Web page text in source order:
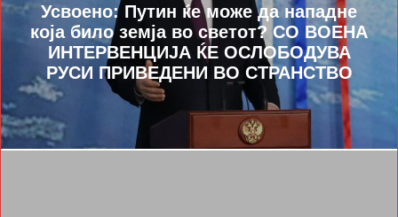
Усвоено: Путин ќе може да нападне
која било земја во светот? СО ВОЕНА
ИНТЕРВЕНЦИЈА ЌЕ ОСЛОБОДУВА
РУСИ ПРИВЕДЕНИ ВО СТРАНСТВО